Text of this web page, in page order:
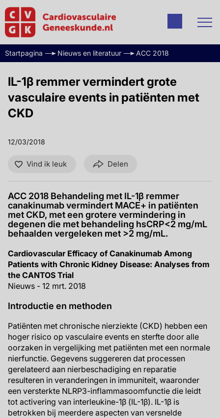
Startpagina Nieuws en literatuur ACC 2018
IL-1β remmer vermindert grote
vasculaire events in patiënten met
CKD
12/03/2018
Vind ik leuk Delen
ACC 2018 Behandeling met IL-1β remmer
canakinumab vermindert MACE+ in patiënten
met CKD, met een grotere vermindering in
degenen die met behandeling hsCRP<2 mg/mL
behaalden vergeleken met >2 mg/mL.
Cardiovascular Efficacy of Canakinumab Among
Patients with Chronic Kidney Disease: Analyses from
the CANTOS Trial
Nieuws - 12 mrt. 2018
Introductie en methoden
Patiënten met chronische nierziekte (CKD) hebben een
hoger risico op vasculaire events en sterfte door alle
oorzaken in vergelijking met patiënten met een normale
nierfunctie. Gegevens suggereren dat processen
gerelateerd aan nierbeschadiging en reparatie
resulteren in veranderingen in immuniteit, waaronder
een versterkte NLRP3-inflammasoomfunctie die leidt
tot activering van interleukine-1β (IL-1β). IL-1β is
betrokken bij meerdere aspecten van versnelde